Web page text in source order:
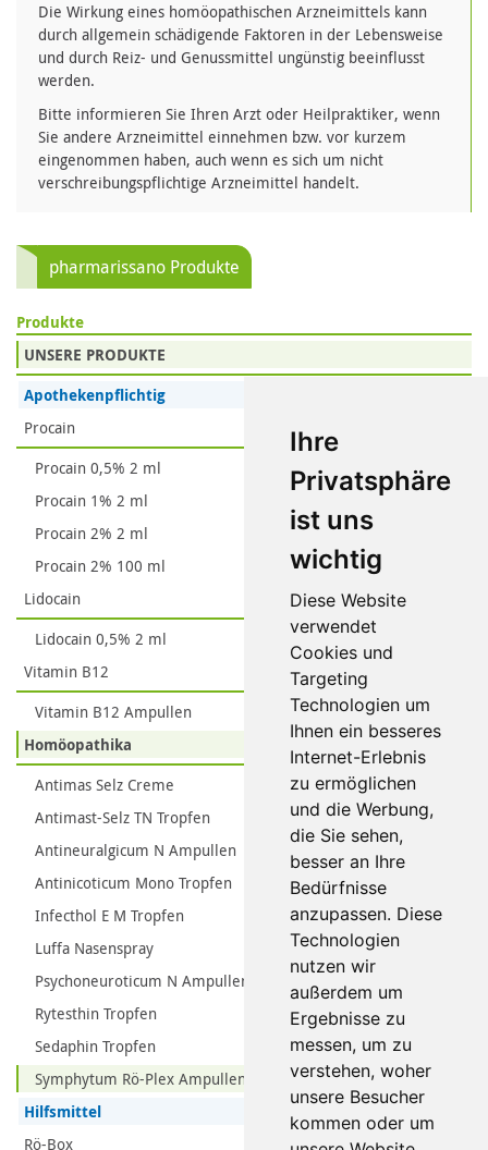
Ihre
Privatsphäre
ist uns
wichtig
Diese Website
verwendet
Cookies und
Targeting
Technologien um
Ihnen ein besseres
Internet-Erlebnis
zu ermöglichen
und die Werbung,
die Sie sehen,
besser an Ihre
Bedürfnisse
anzupassen. Diese
Technologien
nutzen wir
außerdem um
Ergebnisse zu
messen, um zu
verstehen, woher
unsere Besucher
kommen oder um
Die Wirkung eines homöopathischen Arzneimittels kann
durch allgemein schädigende Faktoren in der Lebensweise
und durch Reiz- und Genussmittel ungünstig beeinflusst
werden.
Bitte informieren Sie Ihren Arzt oder Heilpraktiker, wenn
Sie andere Arzneimittel einnehmen bzw. vor kurzem
eingenommen haben, auch wenn es sich um nicht
verschreibungspflichtige Arzneimittel handelt.
pharmarissano Produkte
Produkte
UNSERE PRODUKTE
Apothekenpflichtig
Procain
Procain 0,5% 2 ml
Procain 1% 2 ml
Procain 2% 2 ml
Procain 2% 100 ml
Lidocain
Lidocain 0,5% 2 ml
Vitamin B12
Vitamin B12 Ampullen
Homöopathika
Antimas Selz Creme
Antimast-Selz TN Tropfen
Antineuralgicum N Ampullen
Antinicoticum Mono Tropfen
Infecthol E M Tropfen
Luffa Nasenspray
Psychoneuroticum N Ampullen
Rytesthin Tropfen
Sedaphin Tropfen
Symphytum Rö-Plex Ampullen
Hilfsmittel
Rö-Box